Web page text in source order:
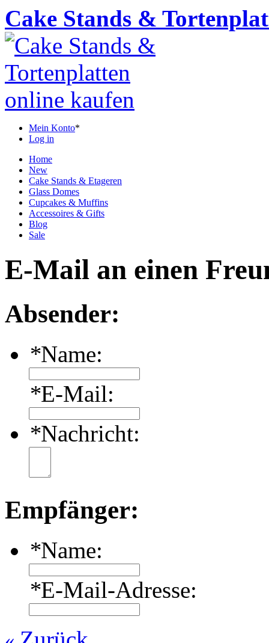
Cake Stands &
Mein Konto*
Log in
Home
New
Cake Stands & Etageren
Glass Domes
Cupcakes & Muffins
Accessoires & Gifts
Blog
Sale
E-Mail an einen
Absender:
*Name:
*E-Mail:
*Nachricht:
Empfänger:
*Name:
*E-Mail-Adresse: